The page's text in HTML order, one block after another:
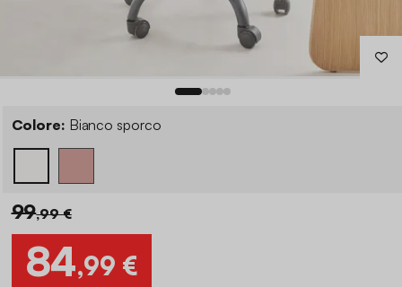
Colore: Bianco sporco
99,99 €
84,99 €